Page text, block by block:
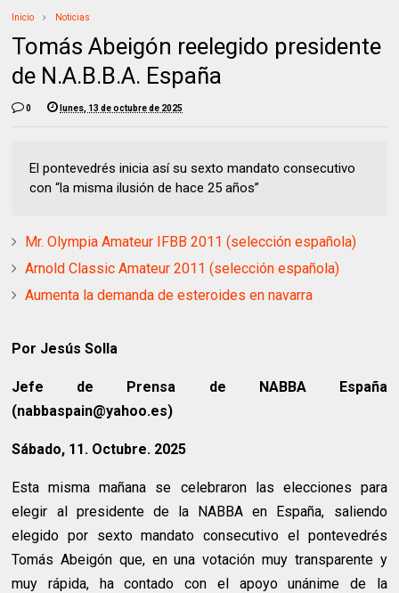
Inicio Noticias
Tomás Abeigón reelegido presidente
de N.A.B.B.A. España
0 lunes, 13 de octubre de 2025
El pontevedrés inicia así su sexto mandato consecutivo
con “la misma ilusión de hace 25 años”
Mr. Olympia Amateur IFBB 2011 (selección española)
Arnold Classic Amateur 2011 (selección española)
Aumenta la demanda de esteroides en navarra
Por Jesús Solla
Jefe de Prensa de NABBA España
(nabbaspain@yahoo.es)
Sábado, 11. Octubre. 2025
Esta misma mañana se celebraron las elecciones para
elegir al presidente de la NABBA en España, saliendo
elegido por sexto mandato consecutivo el pontevedrés
Tomás Abeigón que, en una votación muy transparente y
muy rápida, ha contado con el apoyo unánime de la